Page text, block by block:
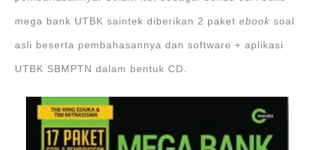
mega bank UTBK saintek diberikan 2 paketebook soal
asli beserta pembahasannya dan software + aplikasi
UTBK SBMPTN dalam bentuk CD.